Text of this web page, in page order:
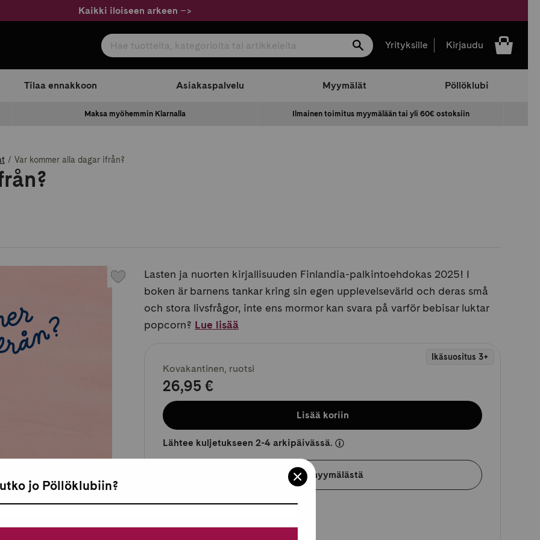
Kaikki iloiseen arkeen –>
Hae tuotteita, kategorioita tai artikkeleita
Hae Yrityksille Kirjaudu
Tilaa ennakkoon Asiakaspalvelu Myymälät Pöllöklubi
Maksa myöhemmin Klarnalla Ilmainen toimitus myymälään tai yli 60€ ostoksiin
Var kommer alla dagar ifrån?
Lasten ja nuorten kirjallisuuden Finlandia-palkintoehdokas 2025! I
boken är barnens tankar kring sin egen upplevelsevärld och deras små
och stora livsfrågor, inte ens mormor kan svara på varför bebisar luktar
popcorn? Lue lisää
Ikäsuositus 3+
Kovakantinen, ruotsi
26,95 €
Lisää koriin
Lähtee kuljetukseen 2-4 arkipäivässä.
Varaa myymälästä
jo Pöllöklubiin?